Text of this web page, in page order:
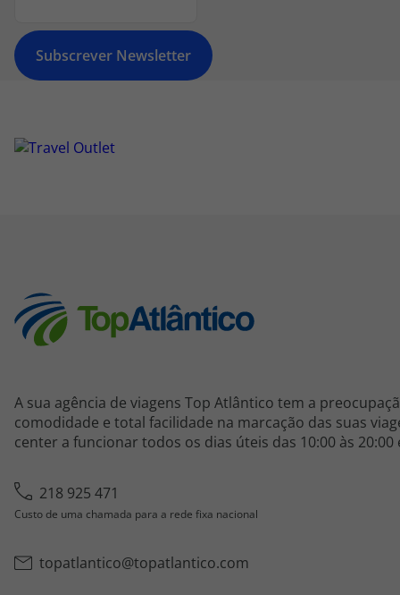
Subscrever Newsletter
A sua agência de viagens Top Atlântico tem a
comodidade e total facilidade na marcação das suas
center a funcionar todos os dias úteis das 10:00 às 20:00
218 925 471
Custo de uma chamada para a rede fixa nacional
topatlantico@topatlantico.com